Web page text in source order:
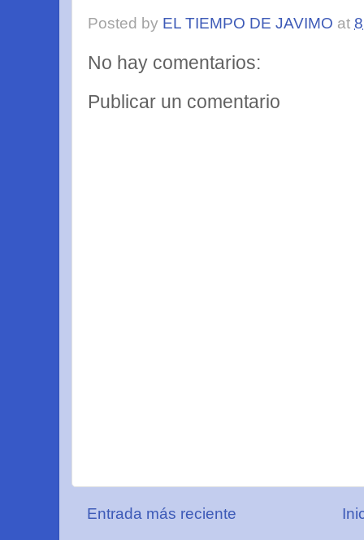
Posted by EL TIEMPO DE JAVIMO at
No hay comentarios:
Publicar un comentario
Entrada más reciente